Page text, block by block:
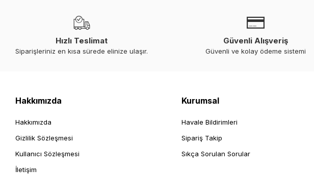
Hızlı Teslimat
Siparişleriniz en kısa sürede elinize ulaşır.
Güvenli Alışveriş
Güvenli ve kolay ödeme sistemi
Hakkımızda
Hakkımızda
Gizlilik Sözleşmesi
Kullanıcı Sözleşmesi
İletişim
Kurumsal
Havale Bildirimleri
Sipariş Takip
Sıkça Sorulan Sorular